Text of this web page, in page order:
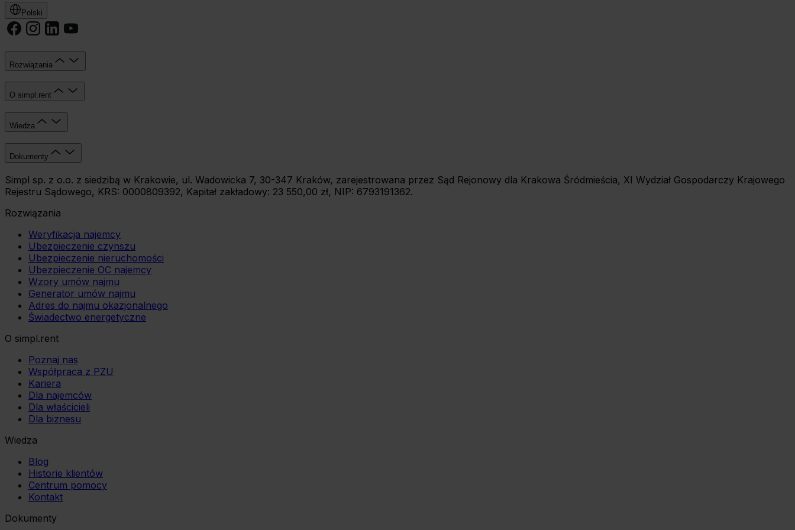
Polski
Rozwiązania
O simpl.rent
Wiedza
Dokumenty
Simpl sp. z o.o. z siedzibą w Krakowie, ul. Wadowicka 7, 30-347 Kraków, zarejestrowana przez Sąd Rejonowy dla Krakowa Śródmieścia, XI Wydział Gospodarczy Krajowego
Rejestru Sądowego, KRS: 0000809392, Kapitał zakładowy: 23 550,00 zł, NIP: 6793191362.
Rozwiązania
Weryfikacja najemcy
Ubezpieczenie czynszu
Ubezpieczenie nieruchomości
Ubezpieczenie OC najemcy
Wzory umów najmu
Generator umów najmu
Adres do najmu okazjonalnego
Świadectwo energetyczne
O simpl.rent
Poznaj nas
Współpraca z PZU
Kariera
Dla najemców
Dla właścicieli
Dla biznesu
Wiedza
Blog
Historie klientów
Centrum pomocy
Kontakt
Dokumenty